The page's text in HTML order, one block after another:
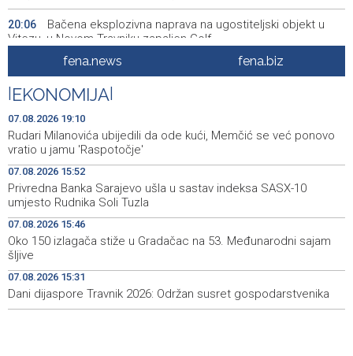
20:06
Bačena eksplozivna naprava na ugostiteljski objekt u
Vitezu, u Novom Travniku zapaljen Golf
Galerija ULUPUBiH otvara novu izlagačku sezonu,
predstavlja novi izlagački program
19:44 Faris Dževahirić novi nogometaš Veleža
19:21 Announcement of events for Saturday, 8 August 2026
19:10
Rudari Milanovića ubijedili da ode kući, Memčić se već
ponovo vratio u jamu 'Raspotočje'
19:03
Sarajevo Film Festival presents Kinoscope and
Kinoscope Surreal programs
19:00
fena.news fena.biz
EKONOMIJA
07.08.2026 19:10
Rudari Milanovića ubijedili da ode kući, Memčić se već ponovo
vratio u jamu 'Raspotočje'
07.08.2026 15:52
Privredna Banka Sarajevo ušla u sastav indeksa SASX-10
umjesto Rudnika Soli Tuzla
07.08.2026 15:46
Oko 150 izlagača stiže u Gradačac na 53. Međunarodni sajam
šljive
07.08.2026 15:31
Dani dijaspore Travnik 2026: Održan susret gospodarstvenika